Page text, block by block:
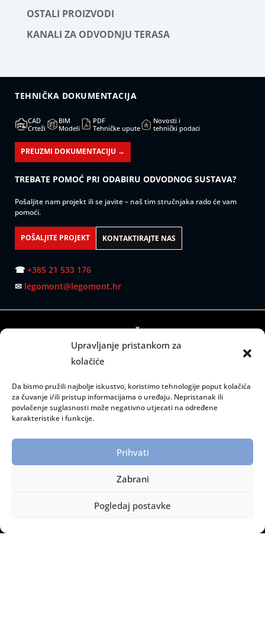
Upravljanje pristankom za
kolačiće
Da bismo pružili najbolje iskustvo, koristimo tehnologije poput kolačića
za čuvanje i/ili pristup informacijama o uređaju. Nepristanak ili
povlačenje suglasnosti može negativno utjecati na određene
karakteristike i funkcije.
Prihvati
Zabrani
Pogledaj postavke
OSTALI PROIZVODI
KANALI ZA ODVODNJU TERASA
TEHNIČKA DOKUMENTACIJA
CAD
Crteži
BIM
Modeli
PDF
Tehničke upute
Novosti i
tehnički podaci
PREUZMI DOKUMENTACIJU →
TREBATE POMOĆ PRI ODABIRU ODVODNOG SUSTAVA?
Pošaljite nam projekt ili se javite – naš tim stručnjaka rado će vam
pomoći.
POŠALJITE PROJEKT KONTAKTIRAJTE NAS
☎ +385 21 533 176
✉ legomont@legomont.hr
SJEDIŠTE:
Mažuranićevo šetalište 53
RADNO VRIJEME:
Ponedjeljak – petak: 08:00 do 15:00 sati
Zaštita privatnosti